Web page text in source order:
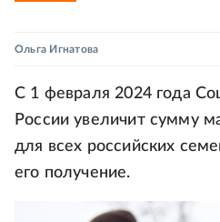
Ольга Игнатова
С 1 февраля 2024 года
России увеличит сумму
для всех российских
его получение.